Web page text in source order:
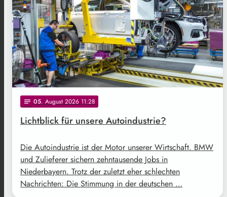
notes 05. August 2026 11:28
Lichtblick für unsere Autoindustrie?
Die Autoindustrie ist der Motor unserer Wirtschaft. BMW
und Zulieferer sichern zehntausende Jobs in
Niederbayern. Trotz der zuletzt eher schlechten
Nachrichten: Die Stimmung in der deutschen …